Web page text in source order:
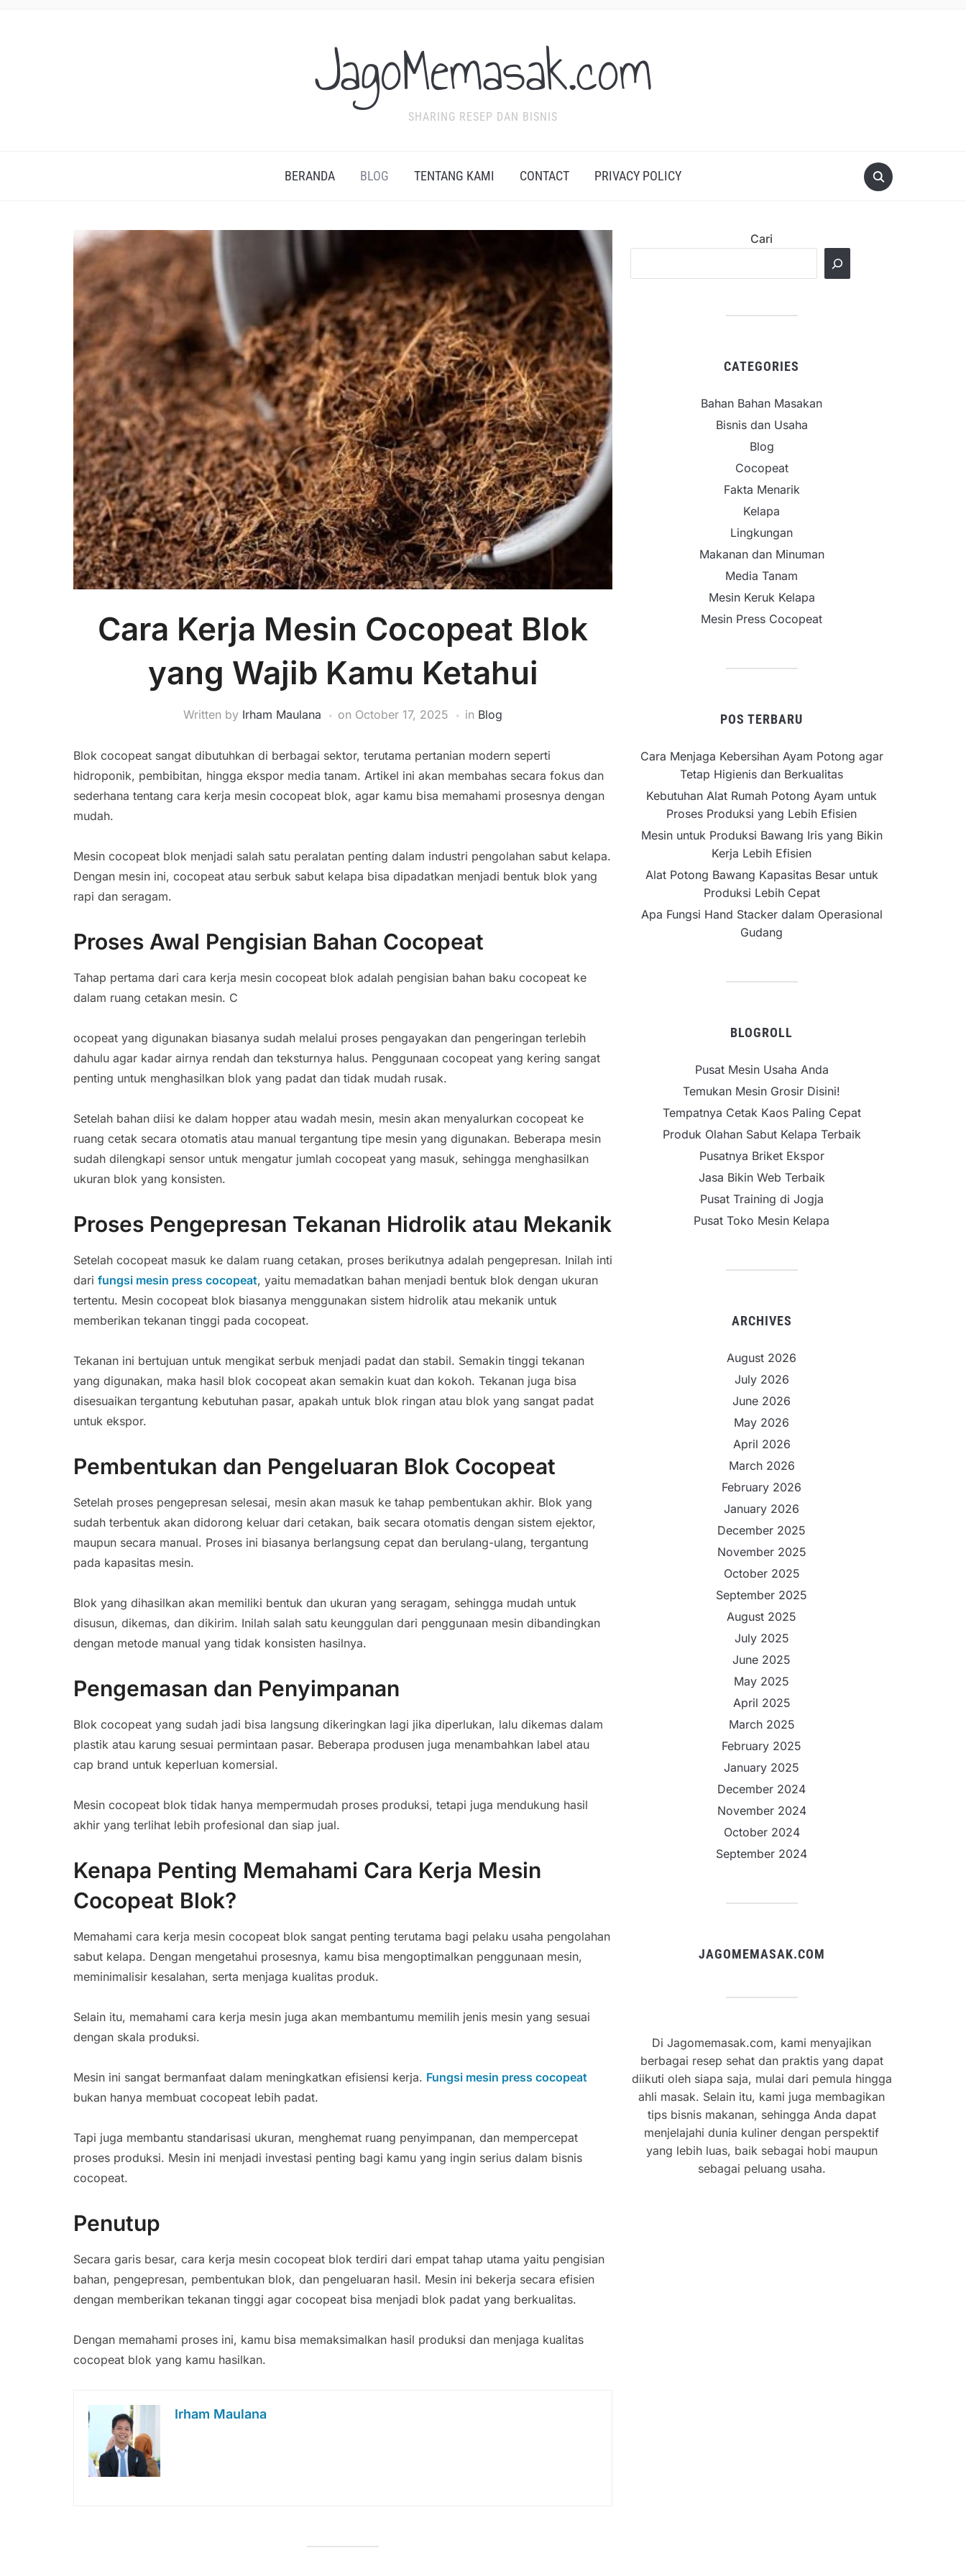
JagoMemasak.com
SHARING RESEP DAN BISNIS
BERANDA BLOG TENTANG KAMI CONTACT PRIVACY POLICY
Cara Kerja Mesin Cocopeat Blok
yang Wajib Kamu Ketahui
Written by Irham Maulana on October 17, 2025 in Blog
Blok cocopeat sangat dibutuhkan di berbagai sektor, terutama pertanian modern seperti
hidroponik, pembibitan, hingga ekspor media tanam. Artikel ini akan membahas secara fokus dan
sederhana tentang cara kerja mesin cocopeat blok, agar kamu bisa memahami prosesnya dengan
mudah.
Mesin cocopeat blok menjadi salah satu peralatan penting dalam industri pengolahan sabut kelapa.
Dengan mesin ini, cocopeat atau serbuk sabut kelapa bisa dipadatkan menjadi bentuk blok yang
rapi dan seragam.
Proses Awal Pengisian Bahan Cocopeat
Tahap pertama dari cara kerja mesin cocopeat blok adalah pengisian bahan baku cocopeat ke
dalam ruang cetakan mesin. C
ocopeat yang digunakan biasanya sudah melalui proses pengayakan dan pengeringan terlebih
dahulu agar kadar airnya rendah dan teksturnya halus. Penggunaan cocopeat yang kering sangat
penting untuk menghasilkan blok yang padat dan tidak mudah rusak.
Setelah bahan diisi ke dalam hopper atau wadah mesin, mesin akan menyalurkan cocopeat ke
ruang cetak secara otomatis atau manual tergantung tipe mesin yang digunakan. Beberapa mesin
sudah dilengkapi sensor untuk mengatur jumlah cocopeat yang masuk, sehingga menghasilkan
ukuran blok yang konsisten.
Proses Pengepresan Tekanan Hidrolik atau Mekanik
Setelah cocopeat masuk ke dalam ruang cetakan, proses berikutnya adalah pengepresan. Inilah inti
dari fungsi mesin press cocopeat, yaitu memadatkan bahan menjadi bentuk blok dengan ukuran
tertentu. Mesin cocopeat blok biasanya menggunakan sistem hidrolik atau mekanik untuk
memberikan tekanan tinggi pada cocopeat.
Tekanan ini bertujuan untuk mengikat serbuk menjadi padat dan stabil. Semakin tinggi tekanan
yang digunakan, maka hasil blok cocopeat akan semakin kuat dan kokoh. Tekanan juga bisa
disesuaikan tergantung kebutuhan pasar, apakah untuk blok ringan atau blok yang sangat padat
untuk ekspor.
Pembentukan dan Pengeluaran Blok Cocopeat
Setelah proses pengepresan selesai, mesin akan masuk ke tahap pembentukan akhir. Blok yang
sudah terbentuk akan didorong keluar dari cetakan, baik secara otomatis dengan sistem ejektor,
maupun secara manual. Proses ini biasanya berlangsung cepat dan berulang-ulang, tergantung
pada kapasitas mesin.
Blok yang dihasilkan akan memiliki bentuk dan ukuran yang seragam, sehingga mudah untuk
disusun, dikemas, dan dikirim. Inilah salah satu keunggulan dari penggunaan mesin dibandingkan
dengan metode manual yang tidak konsisten hasilnya.
Pengemasan dan Penyimpanan
Blok cocopeat yang sudah jadi bisa langsung dikeringkan lagi jika diperlukan, lalu dikemas dalam
plastik atau karung sesuai permintaan pasar. Beberapa produsen juga menambahkan label atau
cap brand untuk keperluan komersial.
Mesin cocopeat blok tidak hanya mempermudah proses produksi, tetapi juga mendukung hasil
akhir yang terlihat lebih profesional dan siap jual.
Kenapa Penting Memahami Cara Kerja Mesin
Cocopeat Blok?
Memahami cara kerja mesin cocopeat blok sangat penting terutama bagi pelaku usaha pengolahan
sabut kelapa. Dengan mengetahui prosesnya, kamu bisa mengoptimalkan penggunaan mesin,
meminimalisir kesalahan, serta menjaga kualitas produk.
Selain itu, memahami cara kerja mesin juga akan membantumu memilih jenis mesin yang sesuai
dengan skala produksi.
Mesin ini sangat bermanfaat dalam meningkatkan efisiensi kerja. Fungsi mesin press cocopeat
bukan hanya membuat cocopeat lebih padat.
Tapi juga membantu standarisasi ukuran, menghemat ruang penyimpanan, dan mempercepat
proses produksi. Mesin ini menjadi investasi penting bagi kamu yang ingin serius dalam bisnis
cocopeat.
Penutup
Secara garis besar, cara kerja mesin cocopeat blok terdiri dari empat tahap utama yaitu pengisian
bahan, pengepresan, pembentukan blok, dan pengeluaran hasil. Mesin ini bekerja secara efisien
dengan memberikan tekanan tinggi agar cocopeat bisa menjadi blok padat yang berkualitas.
Dengan memahami proses ini, kamu bisa memaksimalkan hasil produksi dan menjaga kualitas
cocopeat blok yang kamu hasilkan.
Irham Maulana
Cari
CATEGORIES
Bahan Bahan Masakan
Bisnis dan Usaha
Blog
Cocopeat
Fakta Menarik
Kelapa
Lingkungan
Makanan dan Minuman
Media Tanam
Mesin Keruk Kelapa
Mesin Press Cocopeat
POS TERBARU
Cara Menjaga Kebersihan Ayam Potong agar
Tetap Higienis dan Berkualitas
Kebutuhan Alat Rumah Potong Ayam untuk
Proses Produksi yang Lebih Efisien
Mesin untuk Produksi Bawang Iris yang Bikin
Kerja Lebih Efisien
Alat Potong Bawang Kapasitas Besar untuk
Produksi Lebih Cepat
Apa Fungsi Hand Stacker dalam Operasional
Gudang
BLOGROLL
Pusat Mesin Usaha Anda
Temukan Mesin Grosir Disini!
Tempatnya Cetak Kaos Paling Cepat
Produk Olahan Sabut Kelapa Terbaik
Pusatnya Briket Ekspor
Jasa Bikin Web Terbaik
Pusat Training di Jogja
Pusat Toko Mesin Kelapa
ARCHIVES
August 2026
July 2026
June 2026
May 2026
April 2026
March 2026
February 2026
January 2026
December 2025
November 2025
October 2025
September 2025
August 2025
July 2025
June 2025
May 2025
April 2025
March 2025
February 2025
January 2025
December 2024
November 2024
October 2024
September 2024
JAGOMEMASAK.COM
Di Jagomemasak.com, kami menyajikan
berbagai resep sehat dan praktis yang dapat
diikuti oleh siapa saja, mulai dari pemula hingga
ahli masak. Selain itu, kami juga membagikan
tips bisnis makanan, sehingga Anda dapat
menjelajahi dunia kuliner dengan perspektif
yang lebih luas, baik sebagai hobi maupun
sebagai peluang usaha.